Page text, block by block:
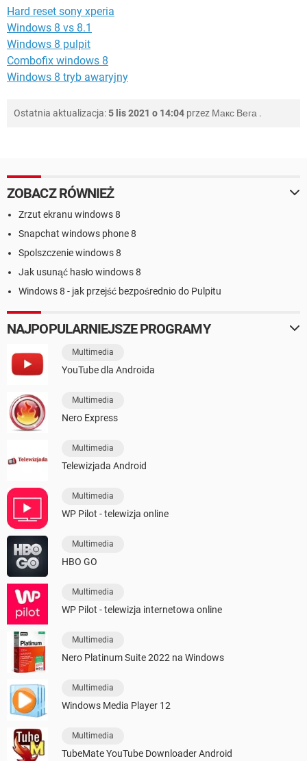
Hard reset sony xperia
Windows 8 vs 8.1
Windows 8 pulpit
Combofix windows 8
Windows 8 tryb awaryjny
Ostatnia aktualizacja:5 lis 2021 o 14:04 przez Макс Вега .
ZOBACZ RÓWNIEŻ
Zrzut ekranu windows 8
Snapchat windows phone 8
Spolszczenie windows 8
Jak usunąć hasło windows 8
Windows 8 - jak przejść bezpośrednio do Pulpitu
NAJPOPULARNIEJSZE PROGRAMY
Multimedia
YouTube dla Androida
Multimedia
Nero Express
Multimedia
Telewizjada Android
Multimedia
WP Pilot - telewizja online
Multimedia
HBO GO
Multimedia
WP Pilot - telewizja internetowa online
Multimedia
Nero Platinum Suite 2022 na Windows
Multimedia
Windows Media Player 12
Multimedia
TubeMate YouTube Downloader Android